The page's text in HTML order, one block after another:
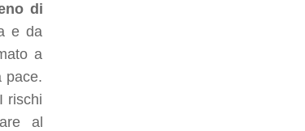
di
e da
a
pace.
rischi
al